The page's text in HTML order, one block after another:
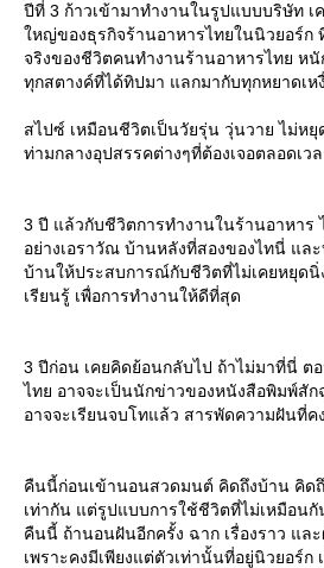
ปีที่ 3 ก้าวเข้ามาทำงานในรูปแบบบริษัท
ใหญ่ของธุรกิจร้านอาหารไทยในนิวยอร์ก
จริงของชีวิตคนทำงานร้านอาหารไทย หนั
ทุกสตางค์ที่ได้ทิปมา แลกมากับทุกหยาดเห
สไปซ์ เหมือนชีวิตเป็นวัยรุ่น วุ่นวาย ไม่หยุ
ท่ามกลางอุปสรรคต่างๆที่ต้องเจอตลอดเว
3 ปี แล้วกับชีวิตการทำงานในร้านอาหาร
อย่างเอราวัณ บ้านหลังที่สองของไทนี่ แ
บ้านให้ประสบการณ์กับชีวิตที่ไม่เคยหยุดนิ่
เรียนรู้ เพื่อการทำงานให้ดีที่สุด
3 ปีก่อน เคยคิดย้อนกลับไป ถ้าไม่มาที่นี่ ต
ไทย อาจจะเป็นนักข่าวของหนังสือพิมพ์สั
อาจจะเรียนจบโทแล้ว สารพัดความฝันที่ค
คืนนี้ก่อนเข้านอนสวดมนต์ คิดถึงบ้าน คิดถึ
เท่ากัน แต่รูปแบบการใช้ชีวิตที่ไม่เหมือนกั
คืนนี้ ถ้านอนฝันอีกครั้ง ฉาก เรื่องราว และ
เพราะคงมีเพียงแต่ตัวเท่านั้นที่อยู่นิวยอร์ก